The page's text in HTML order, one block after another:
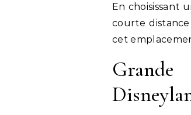
En choisissant
courte
cet